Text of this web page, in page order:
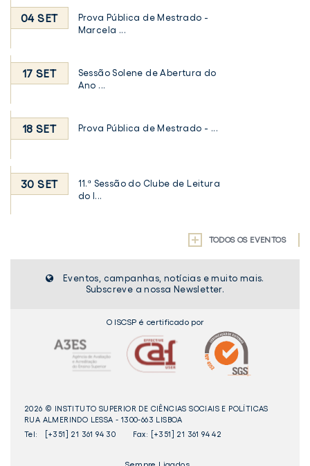
04 SET
Prova Pública de Mestrado -
Marcela ...
17 SET
Sessão Solene de Abertura do
Ano ...
18 SET Prova Pública de Mestrado - ...
30 SET
11.ª Sessão do Clube de Leitura
do I...
TODOS OS EVENTOS
Eventos, campanhas, notícias e muito mais.
Subscreve a nossa Newsletter.
O ISCSP é certificado por
2026 © INSTITUTO SUPERIOR DE CIÊNCIAS SOCIAIS E POLÍTICAS
RUA ALMERINDO LESSA - 1300-663 LISBOA
Tel:
[+351] 21 361 94 30 Fax: [+351] 21 361 94 42